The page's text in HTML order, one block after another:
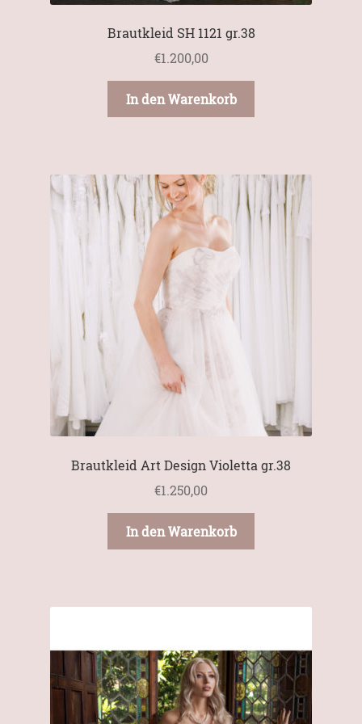
Brautkleid SH 1121 gr.38
€1.200,00
In den Warenkorb
Brautkleid Art Design Violetta gr.38
€1.250,00
In den Warenkorb